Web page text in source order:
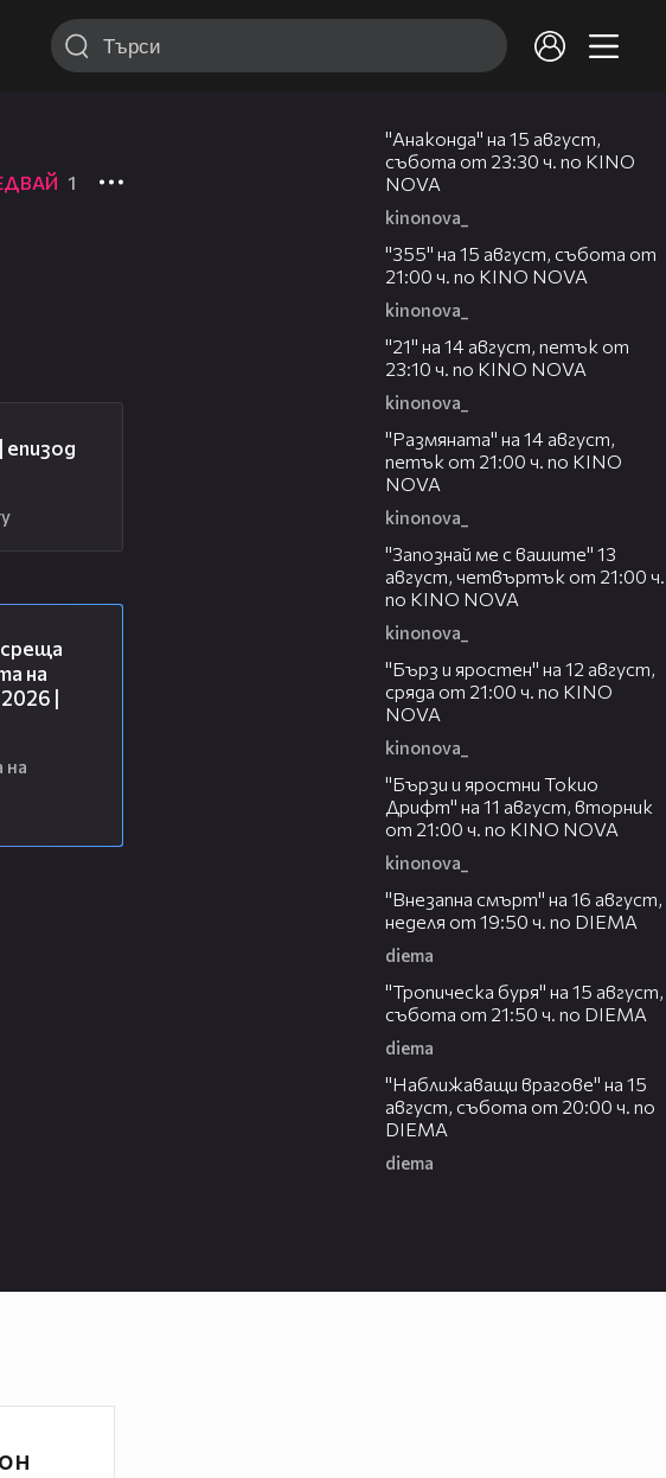
1
епизод
на
|
на
"Анаконда" на 15 август,
събота от 23:30 ч. по KINO
NOVA
kinonova_
"355" на 15 август, събота от
21:00 ч. по KINO NOVA
kinonova_
"21" на 14 август, петък от
23:10 ч. по KINO NOVA
kinonova_
"Размянaта" на 14 август,
петък от 21:00 ч. по KINO
NOVA
kinonova_
"Запознай ме с вашите" 13
август, четвъртък от 21:00 ч.
по KINO NOVA
kinonova_
"Бърз и яростен" на 12 август,
сряда от 21:00 ч. по KINO
NOVA
kinonova_
"Бързи и яростни Токио
Дрифт" на 11 август, вторник
от 21:00 ч. по KINO NOVA
kinonova_
"Внезапна смърт" на 16 август,
неделя от 19:50 ч. по DIEMA
diema
"Тропическа буря" на 15 август,
събота от 21:50 ч. по DIEMA
diema
"Наближаващи врагове" на 15
август, събота от 20:00 ч. по
DIEMA
diema